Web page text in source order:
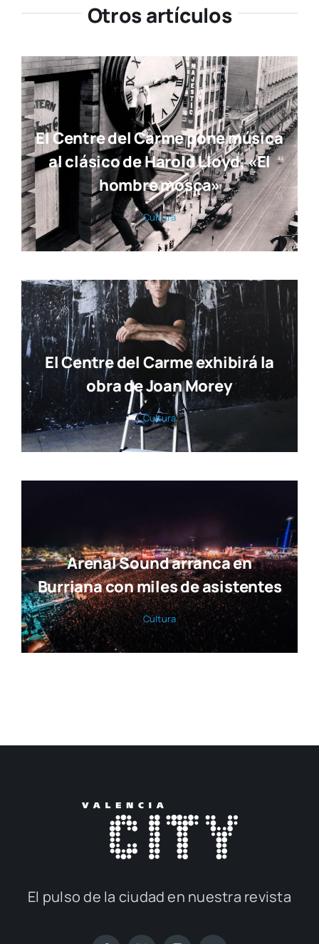
Otros artículos
El Centre del Carme pone música
al clásico de Harold Lloyd, «El
hombre mosca»
Cul­tu­ra
El Centre del Carme exhibirá la
obra de Joan Morey
Cul­tu­ra
Arenal Sound arranca en
Burriana con miles de asistentes
Cul­tu­ra
El pul­so de la ciu­dad en nues­tra revis­ta